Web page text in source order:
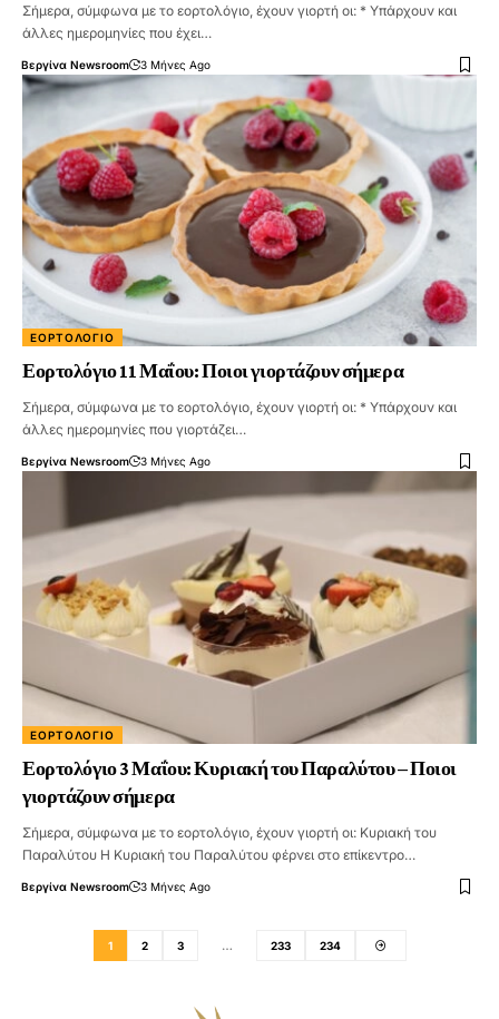
Σήμερα, σύμφωνα με το εορτολόγιο, έχουν γιορτή οι: * Υπάρχουν και
άλλες ημερομηνίες που έχει…
Βεργίνα Newsroom 3 Μήνες Ago
ΕΟΡΤΟΛΌΓΙΟ
Εορτολόγιο 11 Μαΐου: Ποιοι γιορτάζουν σήμερα
Σήμερα, σύμφωνα με το εορτολόγιο, έχουν γιορτή οι: * Υπάρχουν και
άλλες ημερομηνίες που γιορτάζει…
Βεργίνα Newsroom 3 Μήνες Ago
ΕΟΡΤΟΛΌΓΙΟ
Εορτολόγιο 3 Μαΐου: Κυριακή του Παραλύτου – Ποιοι
γιορτάζουν σήμερα
Σήμερα, σύμφωνα με το εορτολόγιο, έχουν γιορτή οι: Κυριακή του
Παραλύτου Η Κυριακή του Παραλύτου φέρνει στο επίκεντρο…
Βεργίνα Newsroom 3 Μήνες Ago
1 2 3 … 233 234